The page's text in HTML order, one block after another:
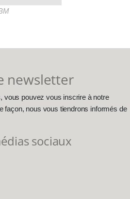
newsletter
vous pouvez vous inscrire à notre
façon, nous vous tiendrons informés de
sociaux